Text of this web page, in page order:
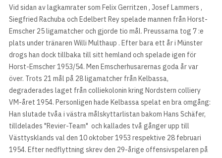
Vid sidan av lagkamrater som Felix Gerritzen , Josef Lammers ,
Siegfried Rachuba och Edelbert Rey spelade mannen från Horst-
Emscher 25 ligamatcher och gjorde tio mål. Preussarna tog 7 :e
plats under tränaren Willi Multhaup . Efter bara ett år i Münster
drogs han dock tillbaka till sitt hemland och spelade igen för
Horst-Emscher 1953/54. Men Emscherhusarernas goda år var
över. Trots 21 mål på 28 ligamatcher från Kelbassa,
degraderades laget från colliekolonin kring Nordstern colliery
VM-året 1954. Personligen hade Kelbassa spelat en bra omgång:
Han slutade tvåa i västra målskyttarlistan bakom Hans Schäfer,
tilldelades "Revier-Team" och kallades två gånger upp till
Västtysklands val den 10 oktober 1953 respektive 28 februari
1954. Efter nedflyttning skrev den 29-årige offensivspelaren på